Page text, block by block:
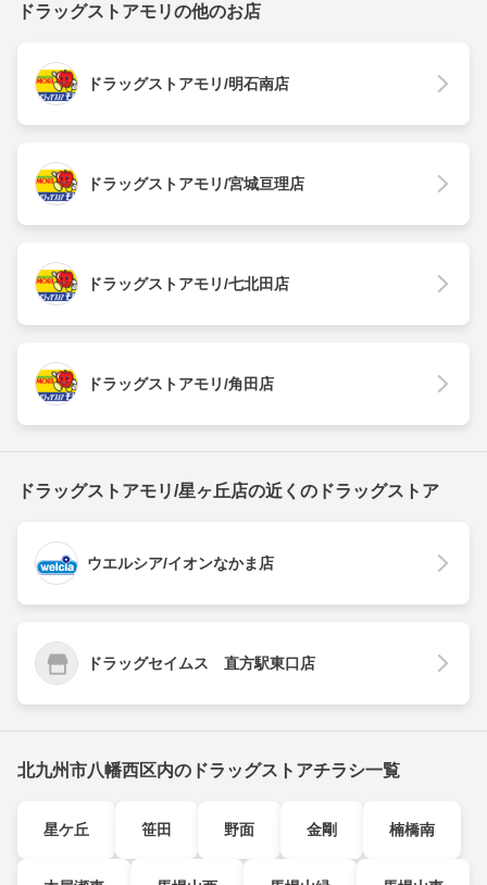
ドラッグストアモリの他のお店
ドラッグストアモリ/明石南店
ドラッグストアモリ/宮城亘理店
ドラッグストアモリ/七北田店
ドラッグストアモリ/角田店
ドラッグストアモリ/星ヶ丘店の近くのドラッグストア
ウエルシア/イオンなかま店
ドラッグセイムス 直方駅東口店
北九州市八幡西区内のドラッグストアチラシ一覧
星ケ丘 笹田 野面 金剛 楠橋南